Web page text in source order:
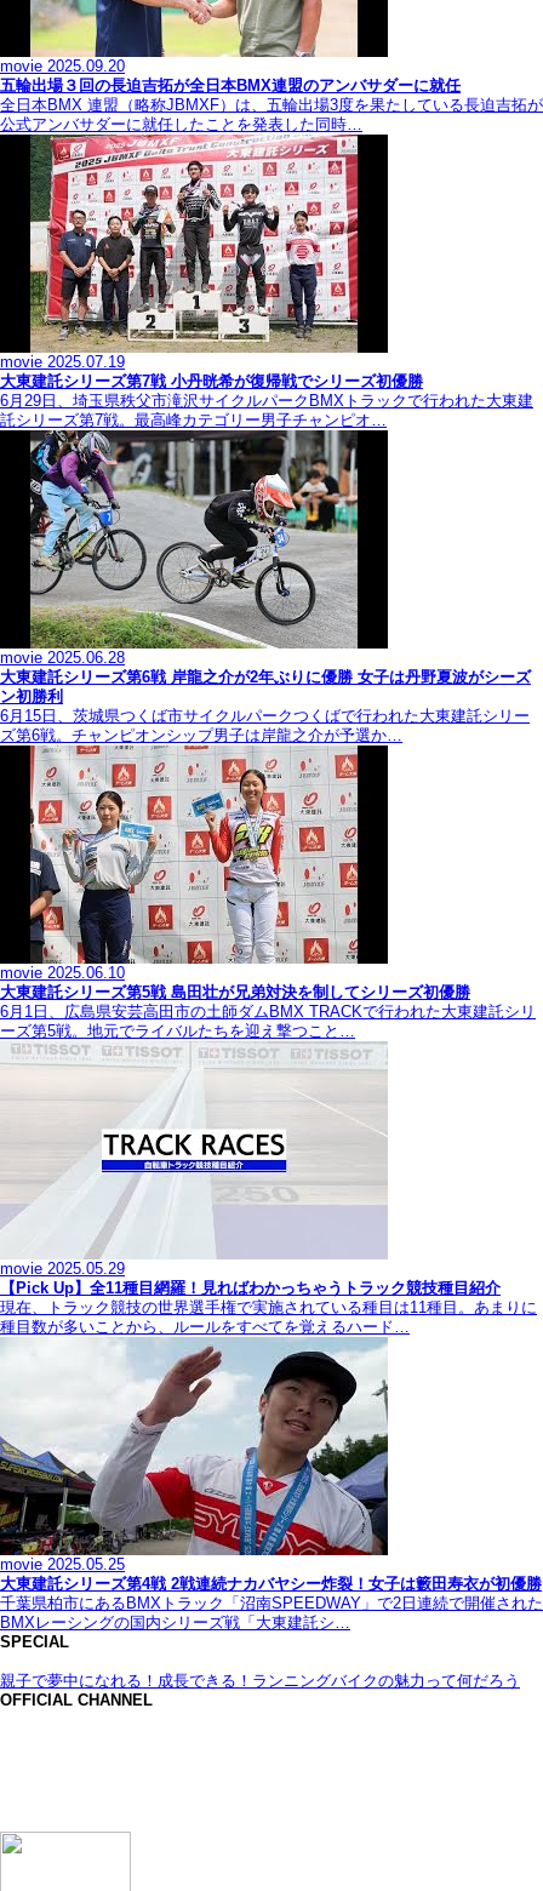
movie 2025.09.20
五輪出場３回の長迫吉拓が全日本BMX連盟のアンバサダーに就任
全日本BMX 連盟（略称JBMXF）は、五輪出場3度を果たしている長迫吉拓が
公式アンバサダーに就任したことを発表した同時…
movie 2025.07.19
大東建託シリーズ第7戦 ⼩丹晄希が復帰戦でシリーズ初優勝
6月29日、埼玉県秩父市滝沢サイクルパークBMXトラックで行われた大東建
託シリーズ第7戦。最高峰カテゴリー男子チャンピオ…
movie 2025.06.28
大東建託シリーズ第6戦 岸龍之介が2年ぶりに優勝 女子は丹野夏波がシーズ
ン初勝利
6月15日、茨城県つくば市サイクルパークつくばで行われた大東建託シリー
ズ第6戦。チャンピオンシップ男子は岸龍之介が予選か…
movie 2025.06.10
大東建託シリーズ第5戦 島田壮が兄弟対決を制してシリーズ初優勝
6月1日、広島県安芸高田市の土師ダムBMX TRACKで行われた大東建託シリ
ーズ第5戦。地元でライバルたちを迎え撃つこと…
movie 2025.05.29
【Pick Up】全11種目網羅！見ればわかっちゃうトラック競技種目紹介
現在、トラック競技の世界選手権で実施されている種目は11種目。あまりに
種目数が多いことから、ルールをすべてを覚えるハード…
movie 2025.05.25
大東建託シリーズ第4戦 2戦連続ナカバヤシー炸裂！女子は籔田寿衣が初優勝
千葉県柏市にあるBMXトラック「沼南SPEEDWAY」で2日連続で開催された
BMXレーシングの国内シリーズ戦「大東建託シ…
SPECIAL
親子で夢中になれる！成長できる！ランニングバイクの魅力って何だろう
OFFICIAL CHANNEL